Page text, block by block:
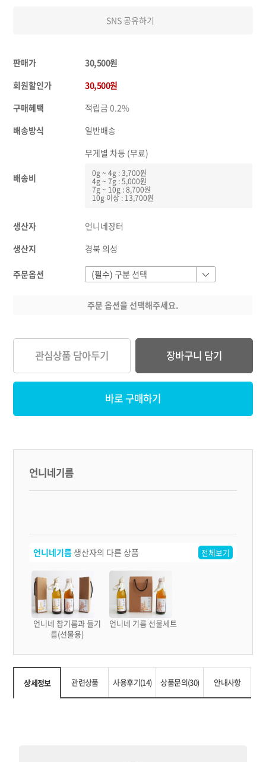
SNS 공유하기
판매가
30,500원
회원할인가
30,500원
구매혜택
적립금0.2%
배송방식
일반배송
배송비
무게별 차등 (무료)
0g ~ 4g : 3,700원
4g ~ 7g : 5,000원
7g ~ 10g : 8,700원
10g 이상 : 13,700원
생산자
언니네장터
생산지
경북 의성
주문옵션
주문 옵션을 선택해주세요.
관심상품 담아두기 장바구니 담기
바로 구매하기
언니네기름
언니네기름생산자의 다른 상품 전체보기
언니네 참기름과 들기
름(선물용)
언니네 기름 선물세트
상세정보 관련상품 사용후기(14) 상품문의(30) 안내사항